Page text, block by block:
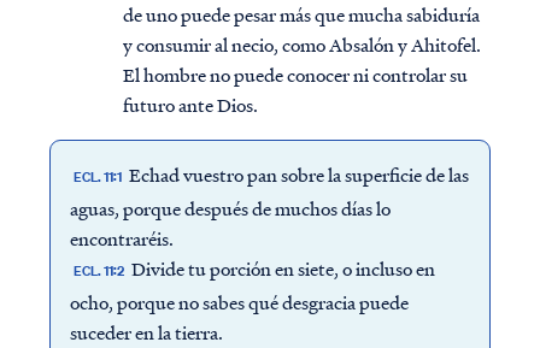
de uno puede pesar más que mucha sabiduría
y consumir al necio, como Absalón y Ahitofel.
El hombre no puede conocer ni controlar su
futuro ante Dios.
ECL. 11:1 Echad vuestro pan sobre la superficie de las
aguas, porque después de muchos días lo
encontraréis.
ECL. 11:2 Divide tu porción en siete, o incluso en
ocho, porque no sabes qué desgracia puede
suceder en la tierra.